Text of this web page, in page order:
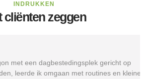
INDRUKKEN
cliënten zeggen
een dagbestedingsplek gericht op
leerde ik omgaan met routines en kleine